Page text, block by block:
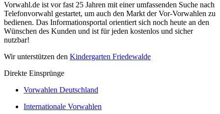
Vorwahl.de ist vor fast 25 Jahren mit einer umfassenden Suche nach
Telefonvorwahl gestartet, um auch den Markt der Vor-Vorwahlen zu
bedienen. Das Informationsportal orientiert sich noch heute an den
Wünschen des Kunden und ist für jeden kostenlos und sicher
nutzbar!
Wir unterstützen den Kindergarten Friedewalde
Direkte Einsprünge
Vorwahlen Deutschland
Internationale Vorwahlen